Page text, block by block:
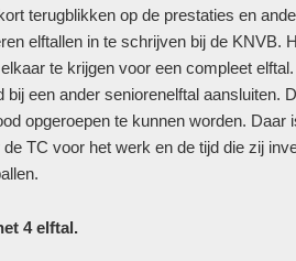
terugblikken op de prestaties en
elftallen in te schrijven bij de KNVB.
te krijgen voor een compleet
bij een ander seniorenelftal aansluiten.
opgeroepen te kunnen worden.
TC voor het werk en de tijd die zij
4 elftal.